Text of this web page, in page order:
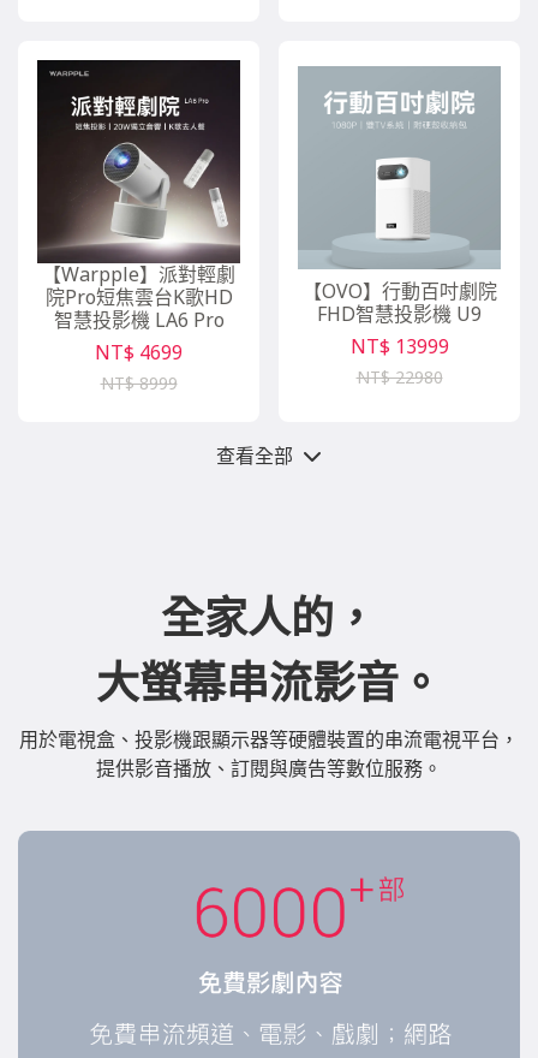
【Warpple】派對輕劇
院Pro短焦雲台K歌HD
智慧投影機 LA6 Pro
NT$ 4699
NT$ 8999
【OVO】行動百吋劇院
FHD智慧投影機 U9
NT$ 13999
NT$ 22980
查看全部
全家人的，
大螢幕串流影音。
用於電視盒、投影機跟顯示器等硬體裝置的串流電視平台，
提供影音播放、訂閱與廣告等數位服務。